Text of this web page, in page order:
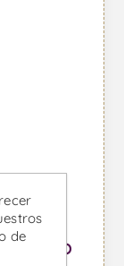
Tinto
de